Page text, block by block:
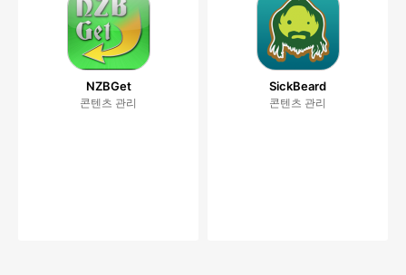
NZBGet
콘텐츠 관리
SickBeard
콘텐츠 관리